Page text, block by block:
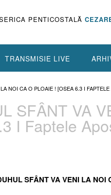
PENTICOSTALĂ
TRANSMISIE LIVE
NOI CA O PLOAIE ! [OSEA 6.3 I
SFÂNT VA
I Faptele
SFÂNT VA VENI LA NOI